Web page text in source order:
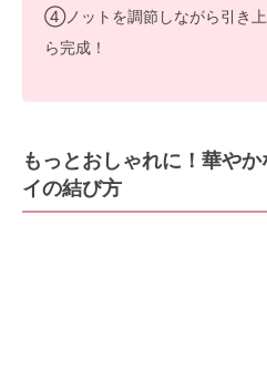
④ノットを調節しながら引き
ら完成！
もっとおしゃれに！華や
イの結び方